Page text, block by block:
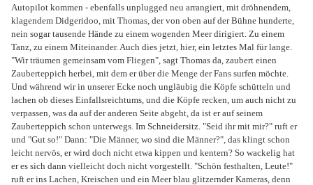
Autopilot kommen - ebenfalls unplugged neu arrangiert, mit dröhnendem,
klagendem Didgeridoo, mit Thomas, der von oben auf der Bühne hunderte,
nein sogar tausende Hände zu einem wogenden Meer dirigiert. Zu einem
Tanz, zu einem Miteinander. Auch dies jetzt, hier, ein letztes Mal für lange.
"Wir träumen gemeinsam vom Fliegen", sagt Thomas da, zaubert einen
Zauberteppich herbei, mit dem er über die Menge der Fans surfen möchte.
Und während wir in unserer Ecke noch ungläubig die Köpfe schütteln und
lachen ob dieses Einfallsreichtums, und die Köpfe recken, um auch nicht zu
verpassen, was da auf der anderen Seite abgeht, da ist er auf seinem
Zauberteppich schon unterwegs. Im Schneidersitz. "Seid ihr mit mir?" ruft er
und "Gut so!" Dann: "Die Männer, wo sind die Männer?", das klingt schon
leicht nervös, er wird doch nicht etwa kippen und kentern? So wackelig hat
er es sich dann vielleicht doch nicht vorgestellt. "Schön festhalten, Leute!"
ruft er ins Lachen, Kreischen und ein Meer blau glitzernder Kameras, denn